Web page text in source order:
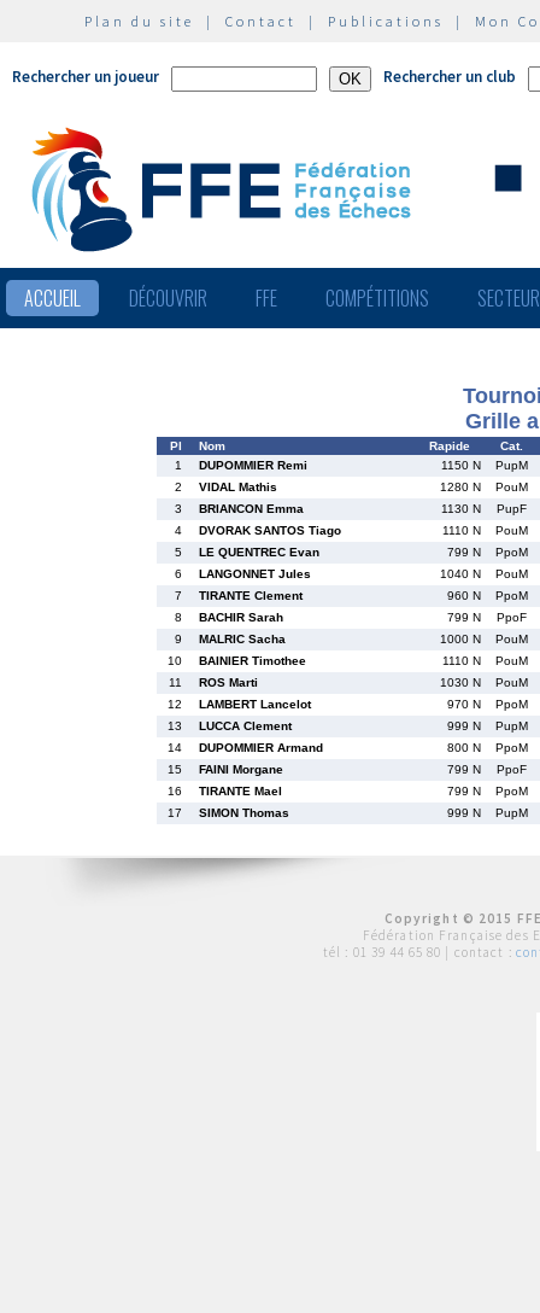
Plan du site | Contact | Publications | Mon
Rechercher un joueur Rechercher un club
ACCUEIL DÉCOUVRIR FFE COMPÉTITIONS
Grille
Pl Nom Rapide
Cat.
1
DUPOMMIER Remi 1150 N
PupM
2
VIDAL Mathis 1280 N
PouM
3
BRIANCON Emma 1130 N
PupF
4
DVORAK SANTOS Tiago 1110 N
PouM
5
LE QUENTREC Evan 799 N
PpoM
6
LANGONNET Jules 1040 N
PouM
7
TIRANTE Clement 960 N
PpoM
8
BACHIR Sarah 799 N
PpoF
9
MALRIC Sacha 1000 N
PouM
10
BAINIER Timothee 1110 N
PouM
11
ROS Marti 1030 N
PouM
12
LAMBERT Lancelot 970 N
PpoM
13
LUCCA Clement 999 N
PupM
14
DUPOMMIER Armand 800 N
PpoM
15
FAINI Morgane 799 N
PpoF
16
TIRANTE Mael 799 N
PpoM
17
SIMON Thomas 999 N PupM
Copyright © 2015
Fédération Française des
tél : 01 39 44 65 80 | contact :